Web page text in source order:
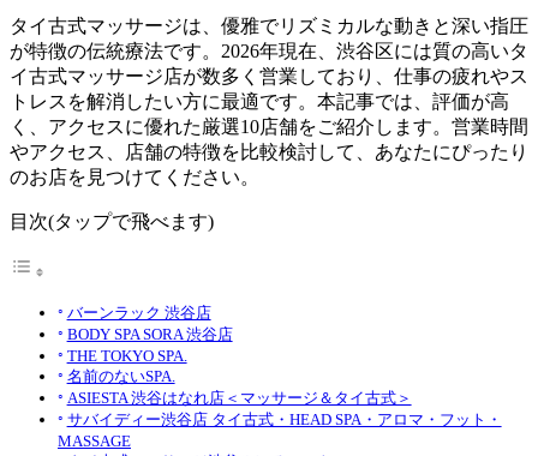
タイ古式マッサージは、優雅でリズミカルな動きと深い指圧
が特徴の伝統療法です。2026年現在、渋谷区には質の高いタ
イ古式マッサージ店が数多く営業しており、仕事の疲れやス
トレスを解消したい方に最適です。本記事では、評価が高
く、アクセスに優れた厳選10店舗をご紹介します。営業時間
やアクセス、店舗の特徴を比較検討して、あなたにぴったり
のお店を見つけてください。
目次(タップで飛べます)
バーンラック 渋谷店
BODY SPA SORA 渋谷店
THE TOKYO SPA.
名前のないSPA.
ASIESTA 渋谷はなれ店＜マッサージ＆タイ古式＞
サバイディー渋谷店 タイ古式・HEAD SPA・アロマ・フット・
MASSAGE